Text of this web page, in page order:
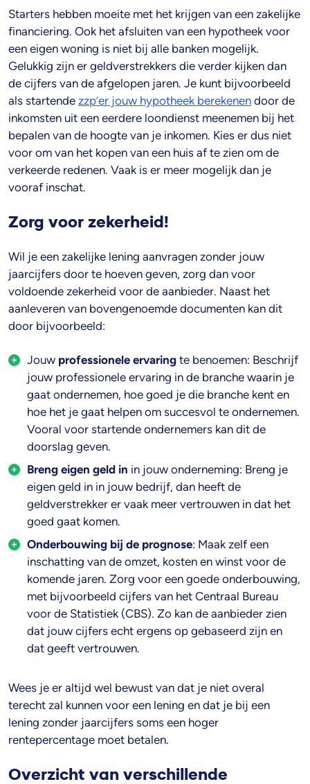
Starters hebben moeite met het krijgen van een zakelijke
financiering. Ook het afsluiten van een hypotheek voor
een eigen woning is niet bij alle banken mogelijk.
Gelukkig zijn er geldverstrekkers die verder kijken dan
de cijfers van de afgelopen jaren. Je kunt bijvoorbeeld
als startende zzp’er jouw hypotheek berekenen door de
inkomsten uit een eerdere loondienst meenemen bij het
bepalen van de hoogte van je inkomen. Kies er dus niet
voor om van het kopen van een huis af te zien om de
verkeerde redenen. Vaak is er meer mogelijk dan je
vooraf inschat.
Zorg voor zekerheid!
Wil je een zakelijke lening aanvragen zonder jouw
jaarcijfers door te hoeven geven, zorg dan voor
voldoende zekerheid voor de aanbieder. Naast het
aanleveren van bovengenoemde documenten kan dit
door bijvoorbeeld:
Jouw professionele ervaring te benoemen: Beschrijf
jouw professionele ervaring in de branche waarin je
gaat ondernemen, hoe goed je die branche kent en
hoe het je gaat helpen om succesvol te ondernemen.
Vooral voor startende ondernemers kan dit de
doorslag geven.
Breng eigen geld in in jouw onderneming: Breng je
eigen geld in in jouw bedrijf, dan heeft de
geldverstrekker er vaak meer vertrouwen in dat het
goed gaat komen.
Onderbouwing bij de prognose: Maak zelf een
inschatting van de omzet, kosten en winst voor de
komende jaren. Zorg voor een goede onderbouwing,
met bijvoorbeeld cijfers van het Centraal Bureau
voor de Statistiek (CBS). Zo kan de aanbieder zien
dat jouw cijfers echt ergens op gebaseerd zijn en
dat geeft vertrouwen.
Wees je er altijd wel bewust van dat je niet overal
terecht zal kunnen voor een lening en dat je bij een
lening zonder jaarcijfers soms een hoger
rentepercentage moet betalen.
Overzicht van verschillende